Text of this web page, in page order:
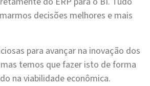
decisões melhores e mais
para avançar na inovação dos
temos que fazer isto de forma
na viabilidade econômica.